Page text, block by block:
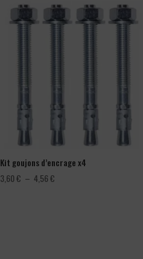
Kit goujons d’encrage x4
3,60€ – 4,56€